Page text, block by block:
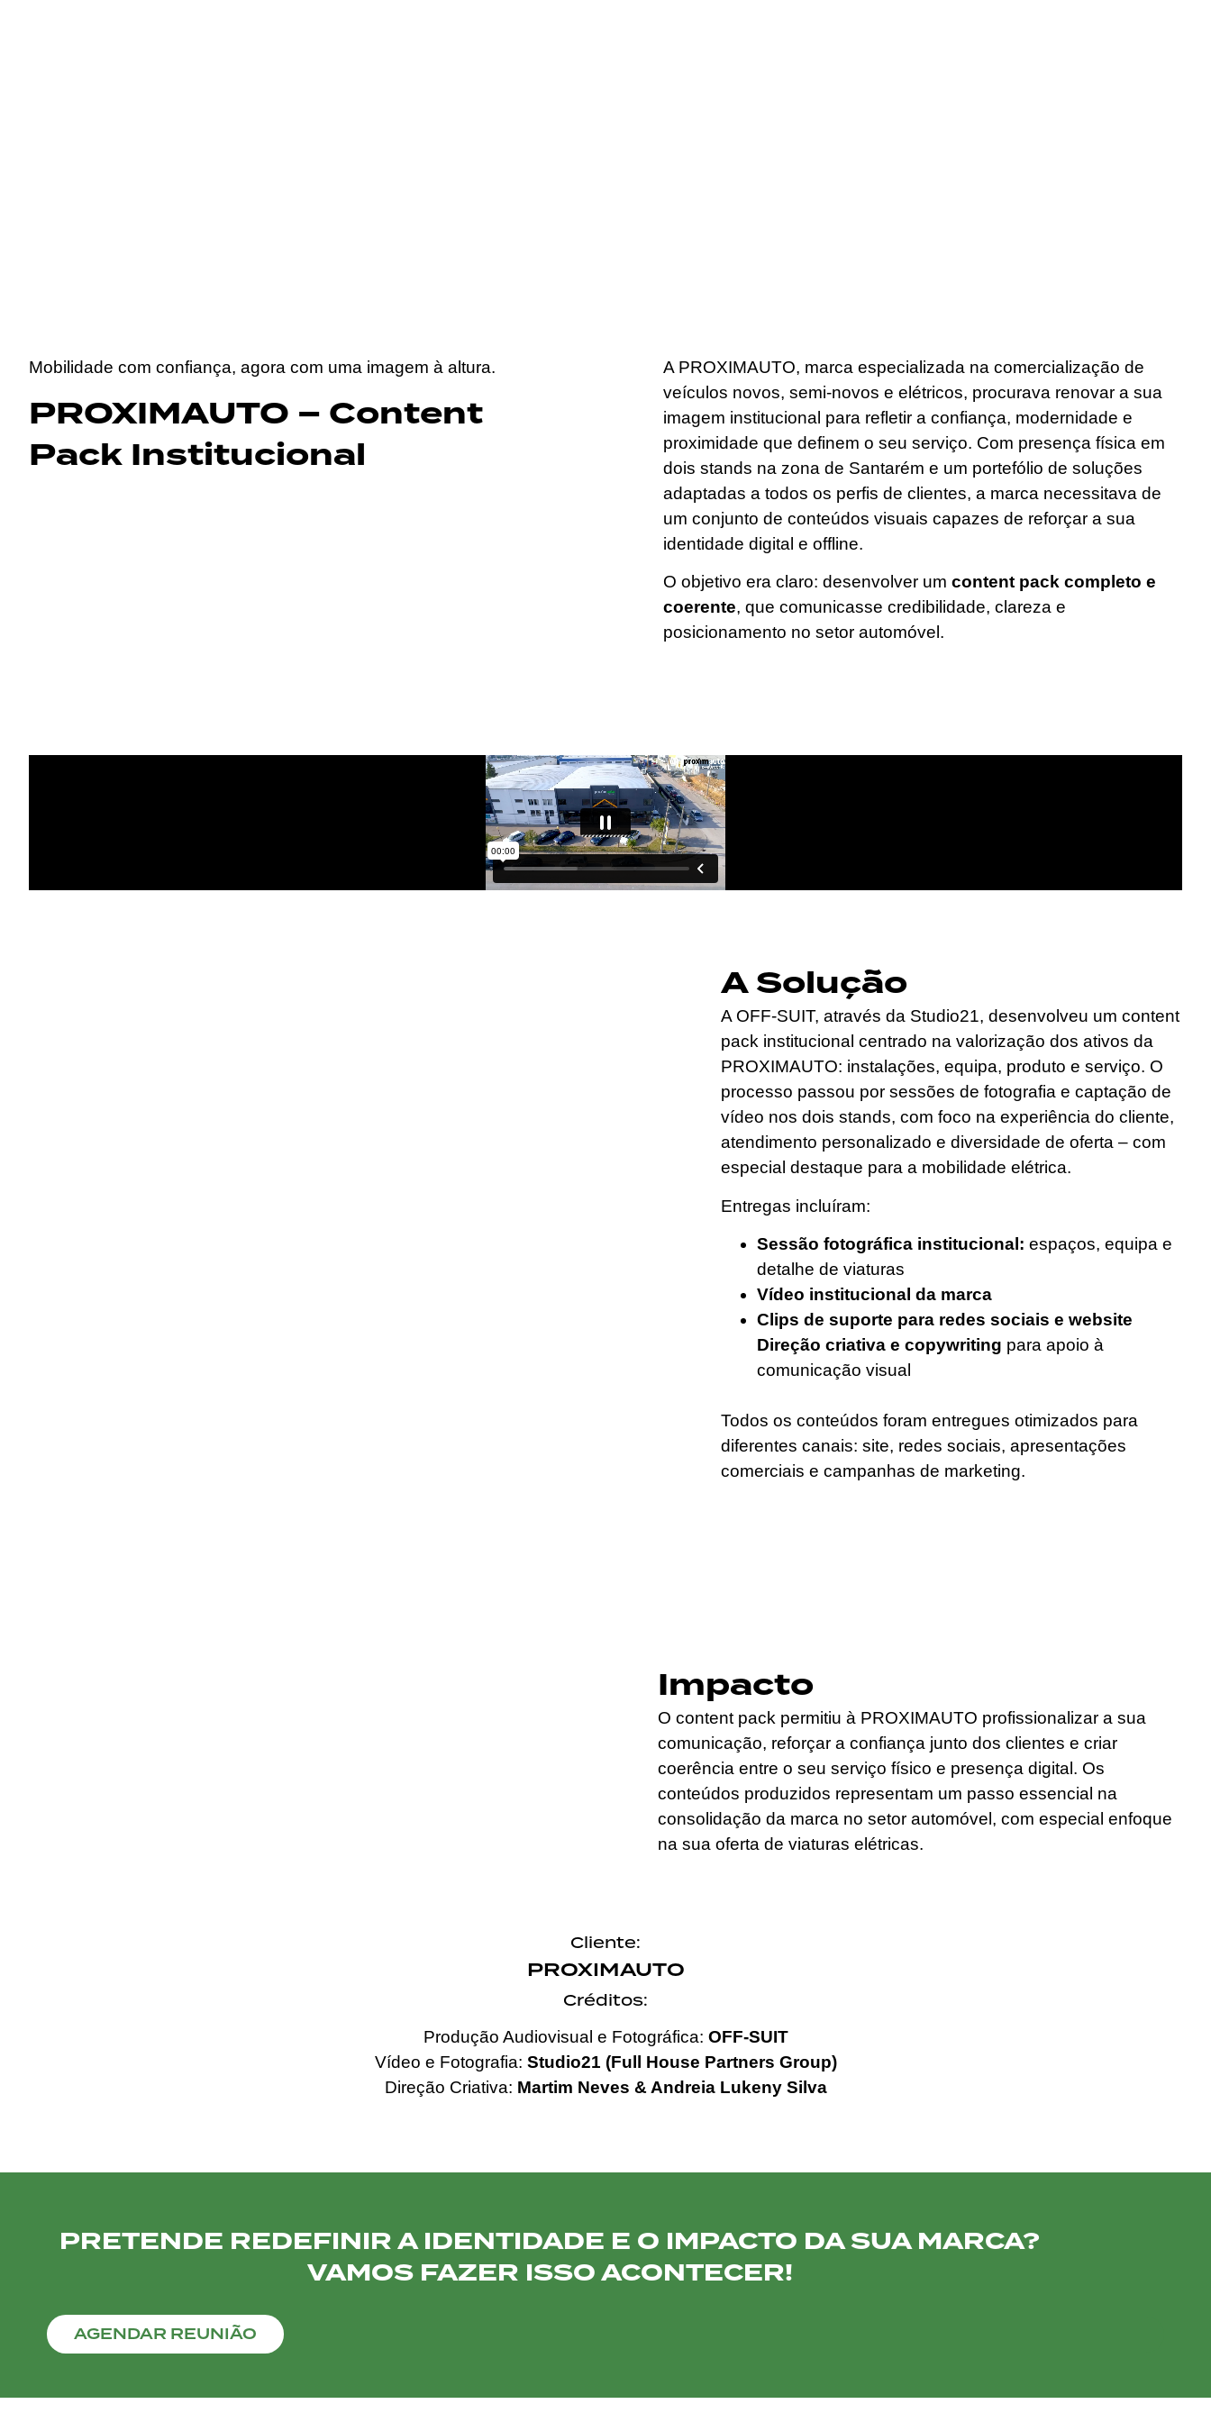
Mobilidade com confiança, agora com uma imagem à altura.
PROXIMAUTO – Content
Pack Institucional
A PROXIMAUTO, marca especializada na comercialização de
veículos novos, semi-novos e elétricos, procurava renovar a sua
imagem institucional para refletir a confiança, modernidade e
proximidade que definem o seu serviço. Com presença física em
dois stands na zona de Santarém e um portefólio de soluções
adaptadas a todos os perfis de clientes, a marca necessitava de
um conjunto de conteúdos visuais capazes de reforçar a sua
identidade digital e offline.
O objetivo era claro: desenvolver um content pack completo e
coerente, que comunicasse credibilidade, clareza e
posicionamento no setor automóvel.
A Solução
A OFF-SUIT, através da Studio21, desenvolveu um content
pack institucional centrado na valorização dos ativos da
PROXIMAUTO: instalações, equipa, produto e serviço. O
processo passou por sessões de fotografia e captação de
vídeo nos dois stands, com foco na experiência do cliente,
atendimento personalizado e diversidade de oferta – com
especial destaque para a mobilidade elétrica.
Entregas incluíram:
Sessão fotográfica institucional: espaços, equipa e
detalhe de viaturas
Vídeo institucional da marca
Clips de suporte para redes sociais e website
Direção criativa e copywriting para apoio à
comunicação visual
Todos os conteúdos foram entregues otimizados para
diferentes canais: site, redes sociais, apresentações
comerciais e campanhas de marketing.
Impacto
O content pack permitiu à PROXIMAUTO profissionalizar a sua
comunicação, reforçar a confiança junto dos clientes e criar
coerência entre o seu serviço físico e presença digital. Os
conteúdos produzidos representam um passo essencial na
consolidação da marca no setor automóvel, com especial enfoque
na sua oferta de viaturas elétricas.
Cliente:
PROXIMAUTO
Créditos:
Produção Audiovisual e Fotográfica: OFF-SUIT
Vídeo e Fotografia: Studio21 (Full House Partners Group)
Direção Criativa: Martim Neves & Andreia Lukeny Silva
PRETENDE REDEFINIR A IDENTIDADE E O IMPACTO DA SUA MARCA?
VAMOS FAZER ISSO ACONTECER!
AGENDAR REUNIÃO